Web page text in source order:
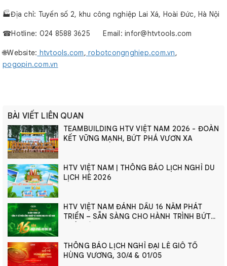
🏭Địa chỉ: Tuyến số 2, khu công nghiệp Lai Xá, Hoài Đức, Hà Nội
☎︎Hotline: 024 8588 3625 Email: infor@htvtools.com
🌐Website: htvtools.com, robotcongnghiep.com.vn,
pogopin.com.vn
BÀI VIẾT LIÊN QUAN
TEAMBUILDING HTV VIỆT NAM 2026 - ĐOÀN
KẾT VỮNG MẠNH, BỨT PHÁ VƯƠN XA
HTV VIỆT NAM | THÔNG BÁO LỊCH NGHỈ DU
LỊCH HÈ 2026
HTV VIỆT NAM ĐÁNH DẤU 16 NĂM PHÁT
TRIỂN – SẴN SÀNG CHO HÀNH TRÌNH BỨT
THÔNG BÁO LỊCH NGHỈ ĐẠI LỄ GIỖ TỔ
HÙNG VƯƠNG, 30/4 & 01/05